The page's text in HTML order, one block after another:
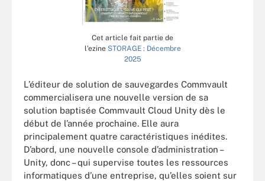
Cet article fait partie de
l’ezine STORAGE : Décembre
2025
L’éditeur de solution de sauvegardes Commvault
commercialisera une nouvelle version de sa
solution baptisée Commvault Cloud Unity dès le
début de l’année prochaine. Elle aura
principalement quatre caractéristiques inédites.
D’abord, une nouvelle console d’administration –
Unity, donc – qui supervise toutes les ressources
informatiques d’une entreprise, qu’elles soient sur